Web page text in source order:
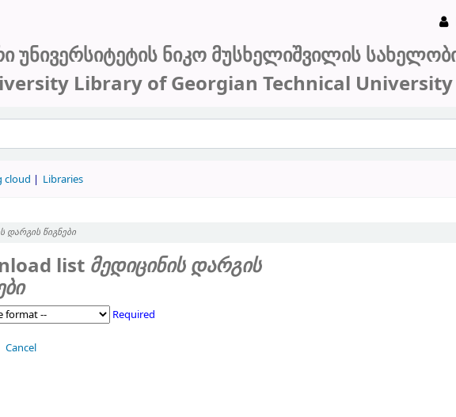
უნივერსიტეტის ნიკო მუსხელიშვილის
Library of Georgian Technical University
cloud Libraries
დარგის წიგნები
list მედიცინის დარგის
Required
Cancel